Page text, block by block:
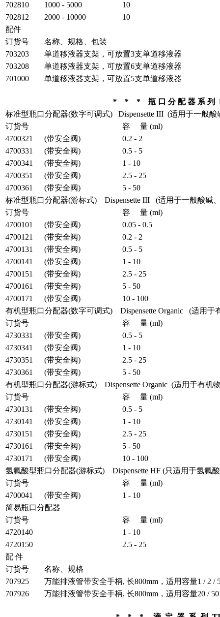
702810
1000 - 5000
10
702812
2000 - 10000
10
配件
订货号
名称、规格、包装
703203
单道移液器支架，可放置3支单道移液器
703208
单道移液器支架，可放置6支单道移液器
701000
单道移液器支架，可放置5支单道移液器
* * * 瓶 口 分 配 器 系
标准型瓶口分配器(数字可调式) Dispensette III (适用于一般
订货号
容 量 (ml)
4700321
(带安全阀)
0.2 - 2
4700331
(带安全阀)
0.5 - 5
4700341
(带安全阀)
1 - 10
4700351
(带安全阀)
2.5 - 25
4700361
(带安全阀)
5 - 50
标准型瓶口分配器(游标式) Dispensette III (适用于一般酸碱
订货号
容 量 (ml)
4700101
(带安全阀)
0.05 - 0.5
4700121
(带安全阀)
0.2 - 2
4700131
(带安全阀)
0.5 - 5
4700141
(带安全阀)
1 - 10
4700151
(带安全阀)
2.5 - 25
4700161
(带安全阀)
5 - 50
4700171
(带安全阀)
10 - 100
有机型瓶口分配器(数字可调式) Dispensette Organic (适用于
订货号
容 量 (ml)
4730331
(带安全阀)
0.5 - 5
4730341
(带安全阀)
1 - 10
4730351
(带安全阀)
2.5 - 25
4730361
(带安全阀)
5 - 50
有机型瓶口分配器(游标式) Dispensette Organic (适用于有机
订货号
容 量 (ml)
4730131
(带安全阀)
0.5 - 5
4730141
(带安全阀)
1 - 10
4730151
(带安全阀)
2.5 - 25
4730161
(带安全阀)
5 - 50
4730171
(带安全阀)
10 - 100
氢氟酸型瓶口分配器(游标式) Dispensette HF (只适用于氢氟
订货号
容 量 (ml)
4700041
(带安全阀)
1 - 10
简易瓶口分配器
订货号
容 量 (ml)
4720140
1 - 10
4720150
2.5 - 25
配 件
订货号
名称、规格
707925
万能排液管带安全手柄, 长800mm，适用容量1 / 2 /
707926
万能排液管带安全手柄, 长800mm，适用容量20 / 50